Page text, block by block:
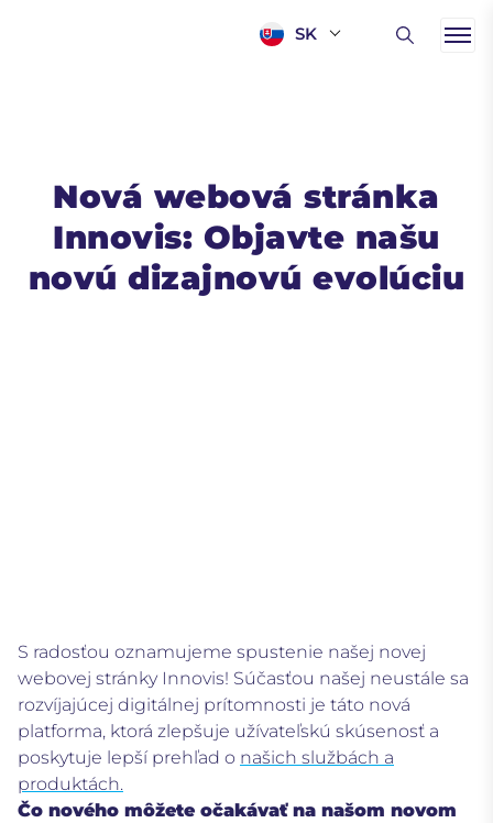
SK
Nová webová stránka
Innovis: Objavte našu
novú dizajnovú evolúciu
S radosťou oznamujeme spustenie našej novej
webovej stránky Innovis! Súčasťou našej neustále sa
rozvíjajúcej digitálnej prítomnosti je táto nová
platforma, ktorá zlepšuje užívateľskú skúsenosť a
poskytuje lepší prehľad o našich službách a
produktách.
Čo nového môžete očakávať na našom novom